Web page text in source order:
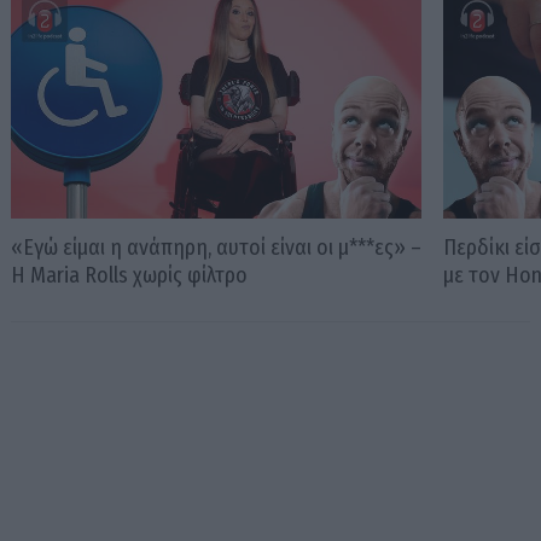
«Εγώ είμαι η ανάπηρη, αυτοί είναι οι μ***ες» –
Η Maria Rolls χωρίς φίλτρο
Περδίκι
με τον